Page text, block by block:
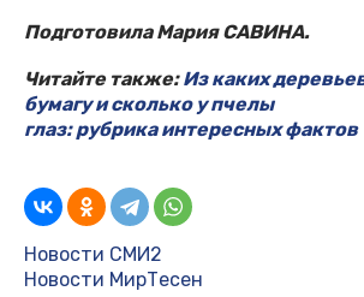
Подготовила Мария САВИНА.
Читайте также:Из каких
бумагу и сколько у пчелы
глаз: рубрика интересных фактов
Новости СМИ2
Новости МирТесен